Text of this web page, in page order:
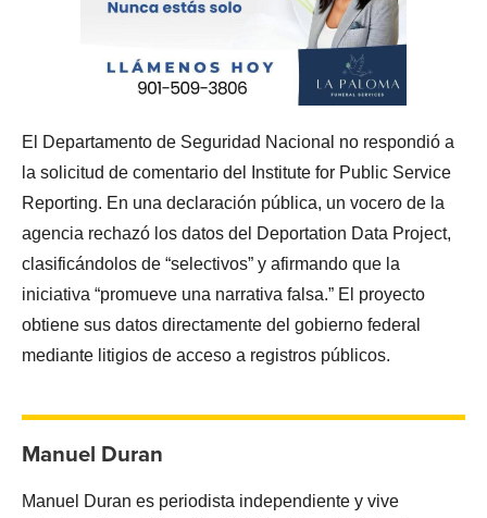
El Departamento de Seguridad Nacional no respondió a
la solicitud de comentario del Institute for Public Service
Reporting. En una declaración pública, un vocero de la
agencia rechazó los datos del Deportation Data Project,
clasificándolos de “selectivos” y afirmando que la
iniciativa “promueve una narrativa falsa.” El proyecto
obtiene sus datos directamente del gobierno federal
mediante litigios de acceso a registros públicos.
Manuel Duran
Manuel Duran es periodista independiente y vive